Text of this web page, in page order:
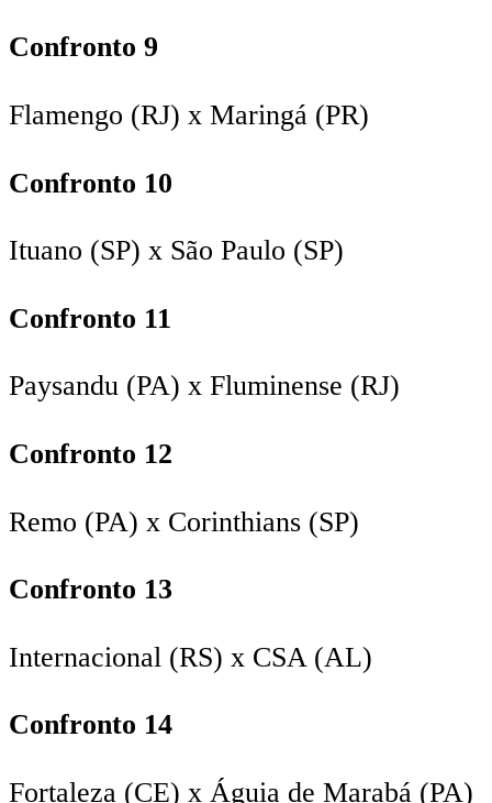
Confronto 9
Flamengo (RJ) x Maringá (PR)
Confronto 10
Ituano (SP) x São Paulo (SP)
Confronto 11
Paysandu (PA) x Fluminense (RJ)
Confronto 12
Remo (PA) x Corinthians (SP)
Confronto 13
Internacional (RS) x CSA (AL)
Confronto 14
Fortaleza (CE) x Águia de Marabá (PA)